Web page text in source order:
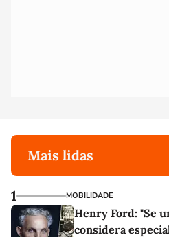
Mais lidas
1 MOBILIDADE
Henry Ford: "Se
considera